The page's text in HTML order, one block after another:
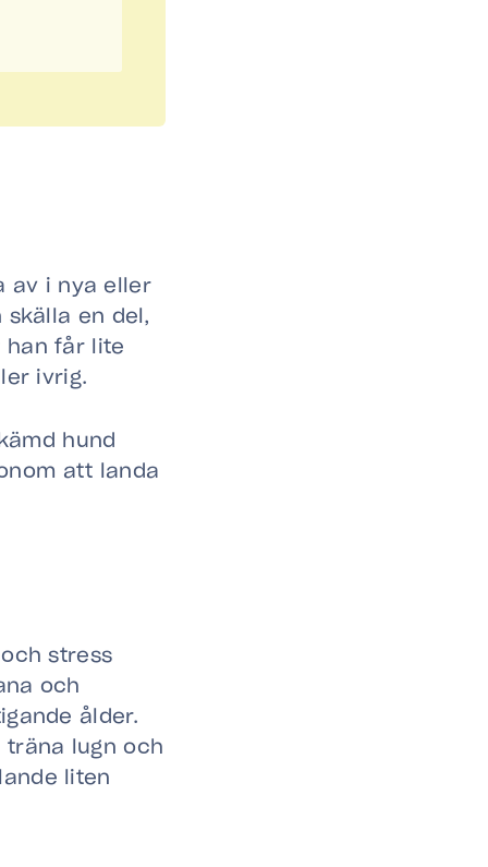
av i nya eller
skälla en del,
han får lite
ivrig.
hund
att landa
stress
och
ålder.
träna lugn och
liten